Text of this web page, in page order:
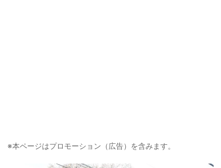
※本ページはプロモーション（広告）を含みます。